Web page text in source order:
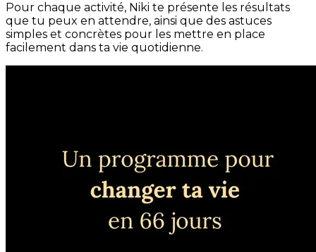
Pour chaque activité, Niki te présente les résultats
que tu peux en attendre, ainsi que des astuces
simples et concrètes pour les mettre en place
facilement dans ta vie quotidienne.